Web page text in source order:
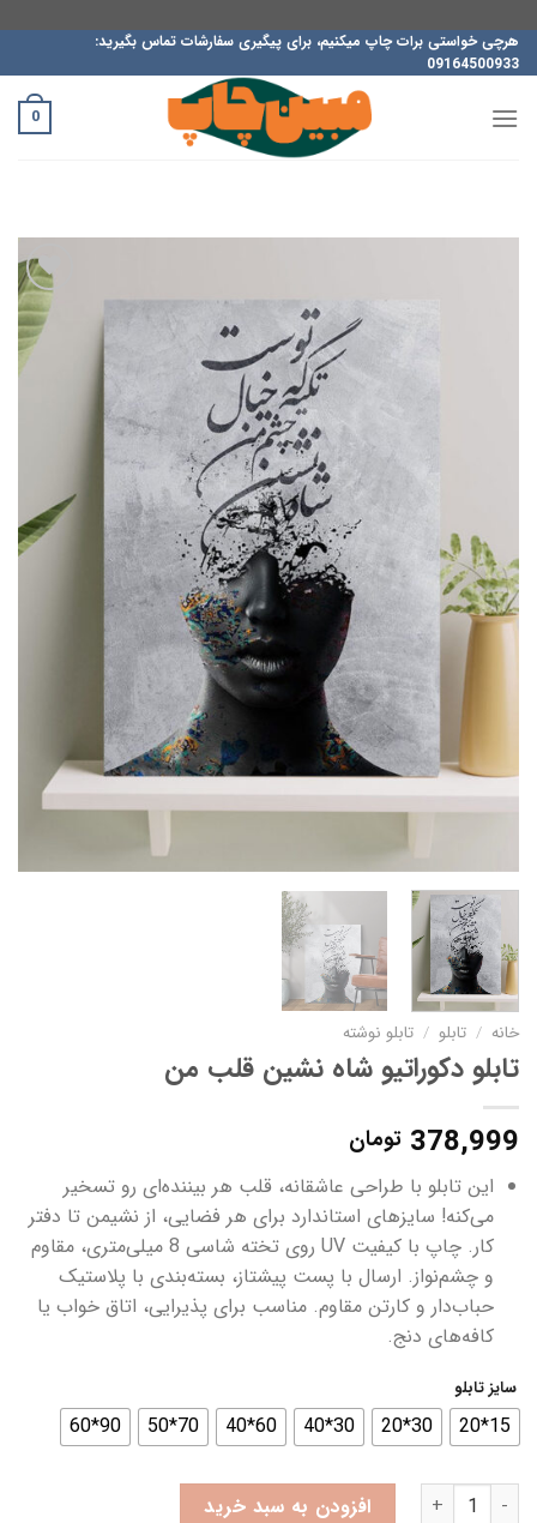
محتوا
بروید
هرچی خواستی برات چاپ میکنیم، برای پیگیری سفارشات تماس بگیرید:
09164500933
0
افزودن
خانه / تابلو / تابلو نوشته
تابلو دکوراتیو شاه نشین قلب من
378,999 تومان
این تابلو با طراحی عاشقانه، قلب هر بیننده‌ای رو تسخیر
می‌کنه! سایزهای استاندارد برای هر فضایی، از نشیمن تا دفتر
کار. چاپ با کیفیت UV روی تخته شاسی 8 میلی‌متری، مقاوم
و چشم‌نواز. ارسال با پست پیشتاز، بسته‌بندی با پلاستیک
حباب‌دار و کارتن مقاوم. مناسب برای پذیرایی، اتاق خواب یا
کافه‌های دنج.
سایز تابلو
15*20
30*20
30*40
60*40
70*50
90*60
تابلو دکوراتیو شاه نشین قلب من عدد
افزودن به سبد خرید